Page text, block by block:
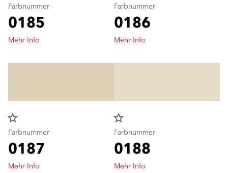
Farbnummer
0185
Mehr Info
Farbnummer
0186
Mehr Info
star_border
Farbnummer
0187
Mehr Info
star_border
Farbnummer
0188
Mehr Info